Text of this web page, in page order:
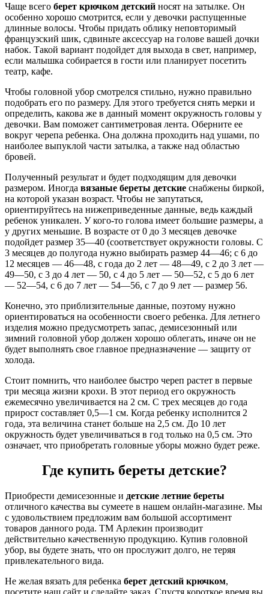
Чаще всего берет крючком детский носят на затылке. Он
особенно хорошо смотрится, если у девочки распущенные
длинные волосы. Чтобы придать облику неповторимый
французский шик, сдвиньте аксессуар на голове вашей дочки
набок. Такой вариант подойдет для выхода в свет, например,
если малышка собирается в гости или планирует посетить
театр, кафе.
Чтобы головной убор смотрелся стильно, нужно правильно
подобрать его по размеру. Для этого требуется снять мерки и
определить, какова же в данный момент окружность головы у
девочки. Вам поможет сантиметровая лента. Оберните ее
вокруг черепа ребенка. Она должна проходить над ушами, по
наиболее выпуклой части затылка, а также над областью
бровей.
Полученный результат и будет подходящим для девочки
размером. Иногда вязаные береты детские снабжены биркой,
на которой указан возраст. Чтобы не запутаться,
ориентируйтесь на нижеприведенные данные, ведь каждый
ребенок уникален. У кого-то голова имеет большие размеры, а
у других меньшие. В возрасте от 0 до 3 месяцев девочке
подойдет размер 35—40 (соответствует окружности головы. С
3 месяцев до полугода нужно выбирать размер 44—46; с 6 до
12 месяцев — 46—48, с года до 2 лет — 48—49, с 2 до 3 лет —
49—50, с 3 до 4 лет — 50, с 4 до 5 лет — 50—52, с 5 до 6 лет
— 52—54, с 6 до 7 лет — 54—56, с 7 до 9 лет — размер 56.
Конечно, это приблизительные данные, поэтому нужно
ориентироваться на особенности своего ребенка. Для летнего
изделия можно предусмотреть запас, демисезонный или
зимний головной убор должен хорошо облегать, иначе он не
будет выполнять свое главное предназначение — защиту от
холода.
Стоит помнить, что наиболее быстро череп растет в первые
три месяца жизни крохи. В этот период его окружность
ежемесячно увеличивается на 2 см. С трех месяцев до года
прирост составляет 0,5—1 см. Когда ребенку исполнится 2
года, эта величина станет больше на 2,5 см. До 10 лет
окружность будет увеличиваться в год только на 0,5 см. Это
означает, что приобретать головные уборы можно будет реже.
Где купить береты детские?
Приобрести демисезонные и детские летние береты
отличного качества вы сумеете в нашем онлайн-магазине. Мы
с удовольствием предложим вам большой ассортимент
товаров данного рода. ТМ Арлекин производит
действительно качественную продукцию. Купив головной
убор, вы будете знать, что он прослужит долго, не теряя
привлекательного вида.
Не желая вязать для ребенка берет детский крючком,